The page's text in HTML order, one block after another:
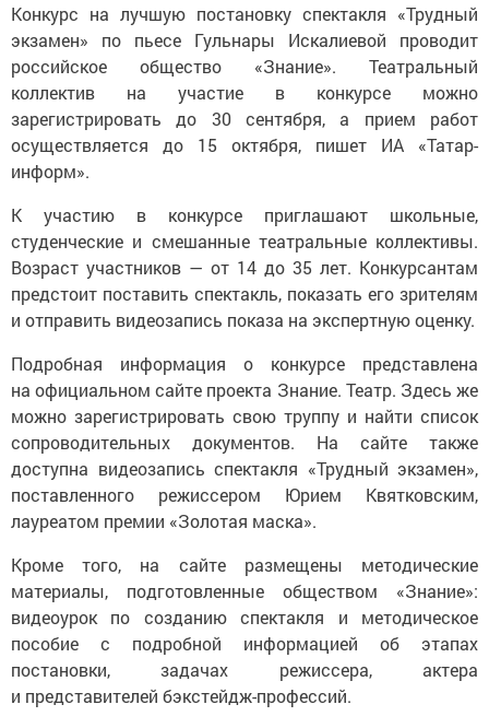
Конкурс на лучшую постановку спектакля «Трудный
экзамен» по пьесе Гульнары Искалиевой проводит
российское общество «Знание». Театральный
коллектив на участие в конкурсе можно
зарегистрировать до 30 сентября, а прием работ
осуществляется до 15 октября, пишет ИА «Татар-
информ».
К участию в конкурсе приглашают школьные,
студенческие и смешанные театральные коллективы.
Возраст участников — от 14 до 35 лет. Конкурсантам
предстоит поставить спектакль, показать его зрителям
и отправить видеозапись показа на экспертную оценку.
Подробная информация о конкурсе представлена
на официальном сайте проекта Знание. Театр. Здесь же
можно зарегистрировать свою труппу и найти список
сопроводительных документов. На сайте также
доступна видеозапись спектакля «Трудный экзамен»,
поставленного режиссером Юрием Квятковским,
лауреатом премии «Золотая маска».
Кроме того, на сайте размещены методические
материалы, подготовленные обществом «Знание»:
видеоурок по созданию спектакля и методическое
пособие с подробной информацией об этапах
постановки, задачах режиссера, актера
и представителей бэкстейдж-профессий.